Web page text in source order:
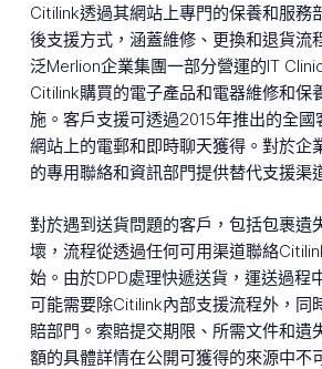
Citilink透過其網站上專門的保養和服務
後支援方式，涵蓋維修、更換和退貨流
泛Merlion企業集團一部分營運的IT
Citilink購買的電子產品和電器維修和保
施。客戶支援可透過2015年推出的全國
網站上的電郵和即時聊天獲得。對於企
的專用聯絡和資訊部門提供替代支援渠
對於遇到送貨問題的客戶，包括包裹遺
壞，流程從透過任何可用渠道聯絡
始。由於DPD處理快遞送貨，運送過程
可能需要除Citilink內部支援流程外，同
賠部門。索賠提交期限、所需文件和遺
額的具體詳情在公開可獲得的來源中不